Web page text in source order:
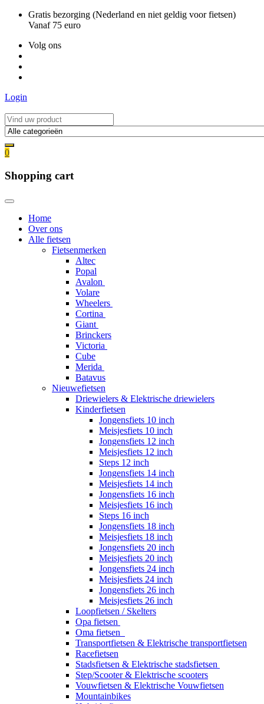
inhoud
Gratis bezorging (Nederland en niet geldig voor fietsen)
Vanaf 75 euro
Volg ons
Login
0
Shopping cart
Home
Over ons
Alle fietsen
Fietsenmerken
Altec
Popal
Avalon
Volare
Wheelers
Cortina
Giant
Brinckers
Victoria
Cube
Merida
Batavus
Nieuwefietsen
Driewielers & Elektrische driewielers
Kinderfietsen
Jongensfiets 10 inch
Meisjesfiets 10 inch
Jongensfiets 12 inch
Meisjesfiets 12 inch
Steps 12 inch
Jongensfiets 14 inch
Meisjesfiets 14 inch
Jongensfiets 16 inch
Meisjesfiets 16 inch
Steps 16 inch
Jongensfiets 18 inch
Meisjesfiets 18 inch
Jongensfiets 20 inch
Meisjesfiets 20 inch
Jongensfiets 24 inch
Meisjesfiets 24 inch
Jongensfiets 26 inch
Meisjesfiets 26 inch
Loopfietsen / Skelters
Opa fietsen
Oma fietsen
Transportfietsen & Elektrische transportfietsen
Racefietsen
Stadsfietsen & Elektrische stadsfietsen
Step/Scooter & Elektrische scooters
Vouwfietsen & Elektrische Vouwfietsen
Mountainbikes